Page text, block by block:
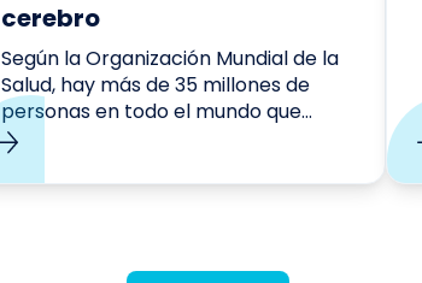
cerebro
Según la Organización Mundial de la
Salud, hay más de 35 millones de
personas en todo el mundo que
padecen la enfermedad de